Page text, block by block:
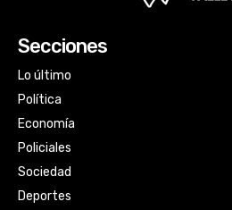
Secciones
Lo último
Política
Economía
Policiales
Sociedad
Deportes